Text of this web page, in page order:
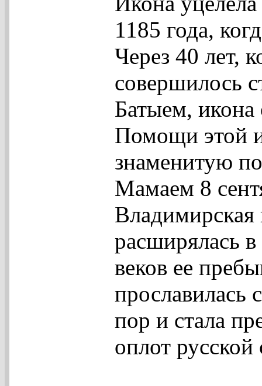
1185 года,
Через 40 лет,
совершилось
Батыем, икона
Помощи этой
знаменитую
Мамаем 8
Владимирская
расширялась
веков ее
прославилась
пор и стала
оплот